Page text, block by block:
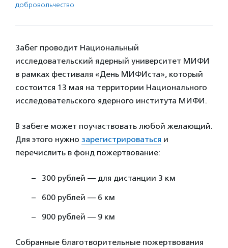
доброволь­чест­во
Забег проводит Национальный
исследовательский ядерный университет МИФИ
в рамках фестиваля «День МИФИста», который
состоится 13 мая на территории Национального
исследовательского ядерного института МИФИ.
В забеге может поучаствовать любой желающий.
Для этого нужно зарегистрироваться и
перечислить в фонд пожертвование:
300 рублей — для дистанции 3 км
600 рублей — 6 км
900 рублей — 9 км
Собранные благотворительные пожертвования